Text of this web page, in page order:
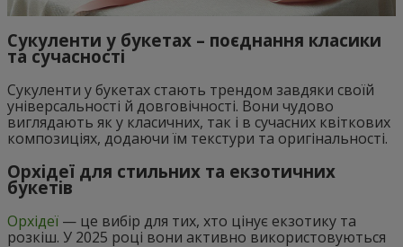
Сукуленти у букетах – поєднання класики
та сучасності
Сукуленти у букетах стають трендом завдяки своїй
універсальності й довговічності. Вони чудово
виглядають як у класичних, так і в сучасних квіткових
композиціях, додаючи їм текстури та оригінальності.
Орхідеї для стильних та екзотичних
букетів
Орхідеї — це вибір для тих, хто цінує екзотику та
розкіш. У 2025 році вони активно використовуються